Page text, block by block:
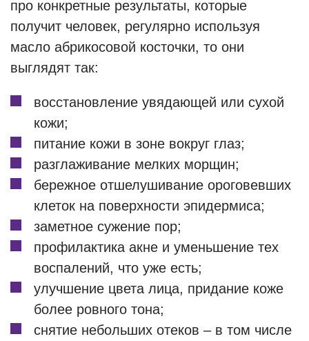
про конкретные результаты, которые
получит человек, регулярно используя
масло абрикосовой косточки, то они
выглядят так:
восстановление увядающей или сухой
кожи;
питание кожи в зоне вокруг глаз;
разглаживание мелких морщин;
бережное отшелушивание ороговевших
клеток на поверхности эпидермиса;
заметное сужение пор;
профилактика акне и уменьшение тех
воспалений, что уже есть;
улучшение цвета лица, придание коже
более ровного тона;
снятие небольших отеков – в том числе